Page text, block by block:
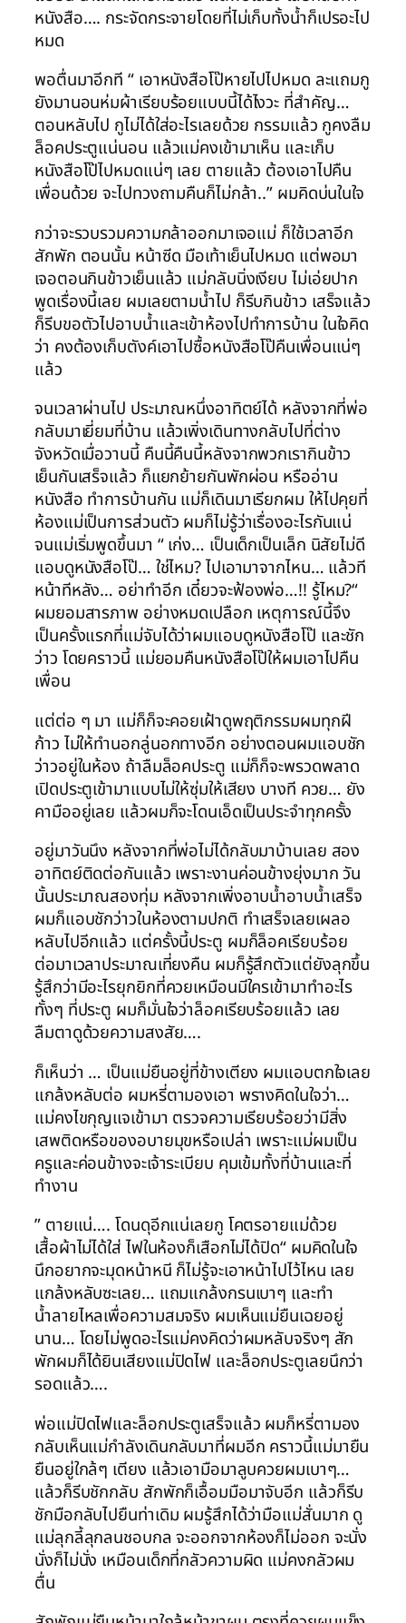
หนังสือ…. กระจัดกระจายโดยที่ไม่เก็บทั้งน้ำก็เปรอะไป
หมด
พอตื่นมาอีกที “ เอาหนังสือโป๊หายไปไปหมด ละแถมกู
ยังมานอนห่มผ้าเรียบร้อยแบบนี้ได้ไงวะ ที่สำคัญ…
ตอนหลับไป กูไม่ได้ใส่อะไรเลยด้วย กรรมแล้ว กูคงลืม
ล็อคประตูแน่นอน แล้วแม่คงเข้ามาเห็น และเก็บ
หนังสือโป๊ไปหมดแน่ๆ เลย ตายแล้ว ต้องเอาไปคืน
เพื่อนด้วย จะไปทวงถามคืนก็ไม่กล้า..” ผมคิดบ่นในใจ
กว่าจะรวบรวมความกล้าออกมาเจอแม่ ก็ใช้เวลาอีก
สักพัก ตอนนั้น หน้าซีด มือเท้าเย็นไปหมด แต่พอมา
เจอตอนกินข้าวเย็นแล้ว แม่กลับนิ่งเงียบ ไม่เอ่ยปาก
พูดเรื่องนี้เลย ผมเลยตามน้ำไป ก็รีบกินข้าว เสร็จแล้ว
ก็รีบขอตัวไปอาบน้ำและเข้าห้องไปทำการบ้าน ในใจคิด
ว่า คงต้องเก็บตังค์เอาไปซื้อหนังสือโป๊คืนเพื่อนแน่ๆ
แล้ว
จนเวลาผ่านไป ประมาณหนึ่งอาทิตย์ได้ หลังจากที่พ่อ
กลับมาเยี่ยมที่บ้าน แล้วเพิ่งเดินทางกลับไปที่ต่าง
จังหวัดเมื่อวานนี้ คืนนี้คืนนี้หลังจากพวกเรากินข้าว
เย็นกันเสร็จแล้ว ก็แยกย้ายกันพักผ่อน หรืออ่าน
หนังสือ ทำการบ้านกัน แม่ก็เดินมาเรียกผม ให้ไปคุยที่
ห้องแม่เป็นการส่วนตัว ผมก็ไม่รู้ว่าเรื่องอะไรกันแน่
จนแม่เริ่มพูดขึ้นมา “ เก่ง… เป็นเด็กเป็นเล็ก นิสัยไม่ดี
แอบดูหนังสือโป๊… ใช่ไหม? ไปเอามาจากไหน… แล้วที
หน้าทีหลัง… อย่าทำอีก เดี๋ยวจะฟ้องพ่อ…!! รู้ไหม?“
ผมยอมสารภาพ อย่างหมดเปลือก เหตุการณ์นี้จึง
เป็นครั้งแรกที่แม่จับได้ว่าผมแอบดูหนังสือโป๊ และชัก
ว่าว โดยคราวนี้ แม่ยอมคืนหนังสือโป๊ให้ผมเอาไปคืน
เพื่อน
แต่ต่อ ๆ มา แม่ก็ก็จะคอยเฝ้าดูพฤติกรรมผมทุกฝี
ก้าว ไม่ให้ทำนอกลู่นอกทางอีก อย่างตอนผมแอบชัก
ว่าวอยู่ในห้อง ถ้าลืมล็อคประตู แม่ก็ก็จะพรวดพลาด
เปิดประตูเข้ามาแบบไม่ให้ซุ่มให้เสียง บางที ควย… ยัง
คามืออยู่เลย แล้วผมก็จะโดนเอ็ดเป็นประจำทุกครั้ง
อยู่มาวันนึง หลังจากที่พ่อไม่ได้กลับมาบ้านเลย สอง
อาทิตย์ติดต่อกันแล้ว เพราะงานค่อนข้างยุ่งมาก วัน
นั้นประมาณสองทุ่ม หลังจากเพิ่งอาบน้ำอาบน้ำเสร็จ
ผมก็แอบชักว่าวในห้องตามปกติ ทำเสร็จเลยเผลอ
หลับไปอีกแล้ว แต่ครั้งนี้ประตู ผมก็ล็อคเรียบร้อย
ต่อมาเวลาประมาณเที่ยงคืน ผมก็รู้สึกตัวแต่ยังลุกขึ้น
รู้สึกว่ามีอะไรยุกยิกที่ควยเหมือนมีใครเข้ามาทำอะไร
ทั้งๆ ที่ประตู ผมก็มั่นใจว่าล็อคเรียบร้อยแล้ว เลย
ลืมตาดูด้วยความสงสัย….
ก็เห็นว่า … เป็นแม่ยืนอยู่ที่ข้างเตียง ผมแอบตกใจเลย
แกล้งหลับต่อ ผมหรี่ตามองเอา พรางคิดในใจว่า…
แม่คงไขกุญแจเข้ามา ตรวจความเรียบร้อยว่ามีสิ่ง
เสพติดหรือของอบายมุขหรือเปล่า เพราะแม่ผมเป็น
ครูและค่อนข้างจะเจ้าระเบียบ คุมเข้มทั้งที่บ้านและที่
ทำงาน
” ตายแน่…. โดนดุอีกแน่เลยกู โคตรอายแม่ด้วย
เสื้อผ้าไม่ได้ใส่ ไฟในห้องก็เสือกไม่ได้ปิด“ ผมคิดในใจ
นึกอยากจะมุดหน้าหนี ก็ไม่รู้จะเอาหน้าไปไว้ไหน เลย
แกล้งหลับซะเลย… แถมแกล้งกรนเบาๆ และทำ
น้ำลายไหลเพื่อความสมจริง ผมเห็นแม่ยืนเฉยอยู่
นาน… โดยไม่พูดอะไรแม่คงคิดว่าผมหลับจริงๆ สัก
พักผมก็ได้ยินเสียงแม่ปิดไฟ และล็อกประตูเลยนึกว่า
รอดแล้ว….
พ่อแม่ปิดไฟและล็อกประตูเสร็จแล้ว ผมก็หรี่ตามอง
กลับเห็นแม่กำลังเดินกลับมาที่ผมอีก คราวนี้แม่มายืน
ยืนอยู่ใกล้ๆ เตียง แล้วเอามือมาลูบควยผมเบาๆ…
แล้วก็รีบชักกลับ สักพักก็เอื้อมมือมาจับอีก แล้วก็รีบ
ชักมือกลับไปยืนท่าเดิม ผมรู้สึกได้ว่ามือแม่สั่นมาก ดู
แม่ลุกลี้ลุกลนชอบกล จะออกจากห้องก็ไม่ออก จะนั่ง
นั่งก็ไม่นั่ง เหมือนเด็กที่กลัวความผิด แม่คงกลัวผม
ตื่น